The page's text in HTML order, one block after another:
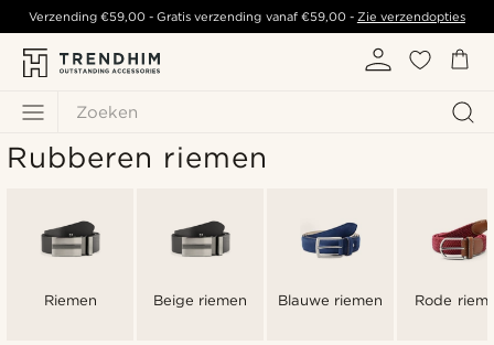
Zoeken
Verzending€59,00 - Gratis verzending vanaf €59,00- Zie verzendopties
Rubberen riemen
Riemen Beige riemen Blauwe riemen Rode